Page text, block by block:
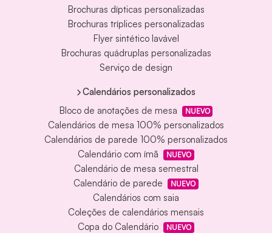
Brochuras dípticas personalizadas
Brochuras tríplices personalizadas
Flyer sintético lavável
Brochuras quádruplas personalizadas
Serviço de design
Calendários personalizados
Bloco de anotações de mesa
NUEVO
Calendários de mesa 100% personalizados
Calendários de parede 100% personalizados
Calendário com ímã
NUEVO
Calendário de mesa semestral
Calendário de parede
NUEVO
Calendários com saia
Coleções de calendários mensais
Copa do Calendário
NUEVO